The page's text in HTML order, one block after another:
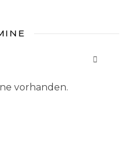
vorhanden.